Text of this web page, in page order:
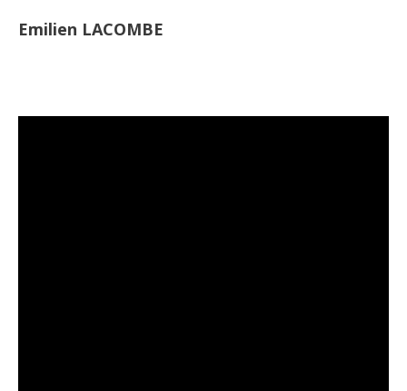
Emilien LACOMBE